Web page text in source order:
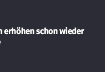
erhöhen schon wieder